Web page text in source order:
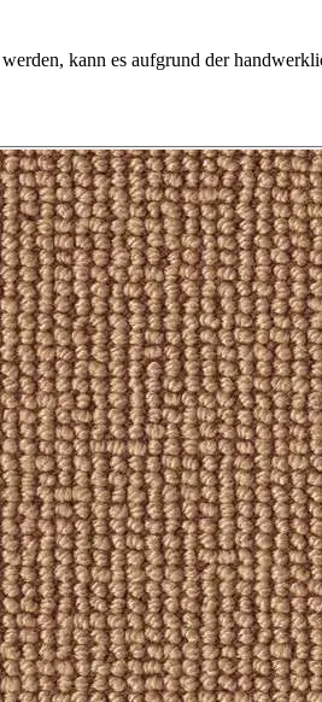
kann es aufgrund der